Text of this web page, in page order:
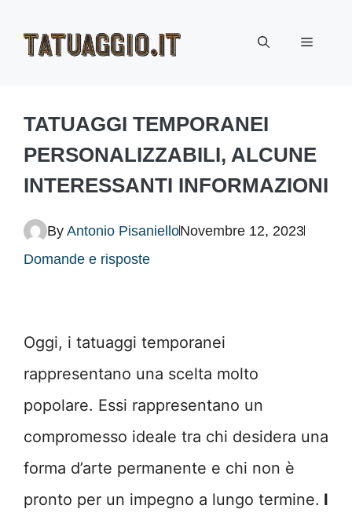
Menu
TATUAGGI TEMPORANEI
PERSONALIZZABILI, ALCUNE
INTERESSANTI INFORMAZIONI
By Antonio PisanielloNovembre 12, 2023
Domande e risposte
Oggi, i tatuaggi temporanei
rappresentano una scelta molto
popolare. Essi rappresentano un
compromesso ideale tra chi desidera una
forma d’arte permanente e chi non è
pronto per un impegno a lungo termine. I